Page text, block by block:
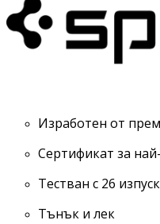
Изработен от
Сертификат за
Тестван с 26
Тънък и лек